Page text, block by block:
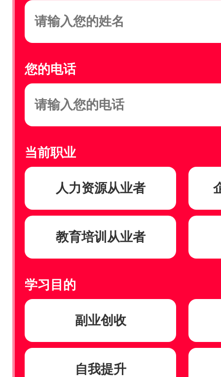
您的电话
当前职业
人力资源从业者
教育培训从业者
学习目的
副业创收
自我提升